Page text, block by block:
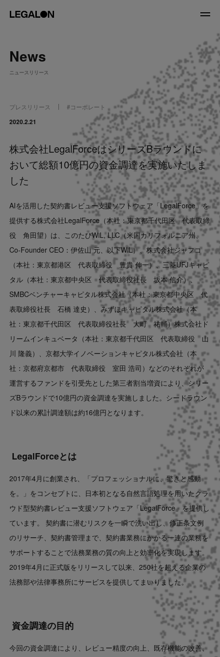
About
役員紹介
Service
News
Recruit
LegalOn Now
Contact
US website
News
ニュースリリース
プレスリリース #コーポレート
2020.2.21
株式会社LegalForceはシリーズBラウンドに
おいて総額10億円の資金調達を実施いたしま
した
AIを活用した契約書レビュー支援ソフトウェア「LegalForce」を
提供する株式会社LegalForce（本社：東京都千代田区 代表取締
役 角田望）は、このたびWiL, LLC（米国カリフォルニア州、
Co-Founder CEO：伊佐山 元、以下WiL）、株式会社ジャフコ
（本社：東京都港区 代表取締役 豊貴 伸一）、三菱UFJキャピ
タル （本社：東京都中央区 代表取締役社長 坂本 信介）、
SMBCベンチャーキャピタル株式会社（本社：東京都中央区 代
表取締役社長 石橋 達史）、みずほキャピタル株式会社（本
社：東京都千代田区 代表取締役社長大町 祐輔）株式会社ド
リームインキュベータ（本社：東京都千代田区 代表取締役 山
川 隆義）、 京都大学イノベーションキャピタル株式会社 （本
社：京都府京都市 代表取締役室田 浩司 ） などのそれぞれが
運営するファンドを引受先とした第三者割当増資により、シリー
ズBラウンドで10億円の資金調達を実施しました。シードラウン
ド以来の累計調達額は約16億円となります。
LegalForceとは
2017年4月に創業され、「プロフェッショナルに、驚きと感動
を。」をコンセプトに、日本初となる自然言語処理を用いたクラ
ウド型契約書レビュー支援ソフトウェア「LegalForce」を提供し
ています。 契約書に潜むリスクを一瞬で洗い出し、修正条文例
のリサーチ、契約書管理まで、契約書業務にかかる一連の業務を
サポートすることで法務業務の質の向上と効率化を実現します。
2019年4月に正式版をリリースして以来、250社を超える企業の
法務部や法律事務所にサービスを提供してまいりました。
資金調達の目的
今回の資金調達により、レビュー精度の向上、既存機能の改善、